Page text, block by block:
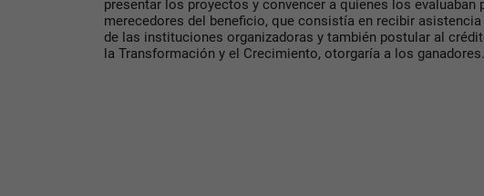
presentar los proyectos y convencer a quienes los evaluaban
merecedores del beneficio, que consistía en recibir
de las instituciones organizadoras y también postular al
la Transformación y el Crecimiento, otorgaría a los ganadores.